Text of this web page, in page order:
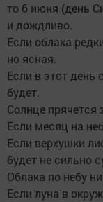
то 6 июня (день
и дождливо.
Если облака
но ясная.
Если в этот день
будет.
Солнце прячется
Если месяц на
Если верхушки
будет не сильно
Облака по небу
Если луна в